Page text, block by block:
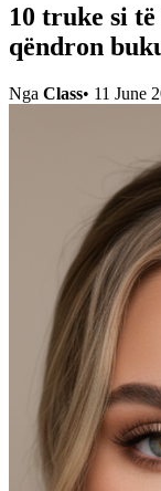
10 truke si
qëndron
Nga Class• 11 June